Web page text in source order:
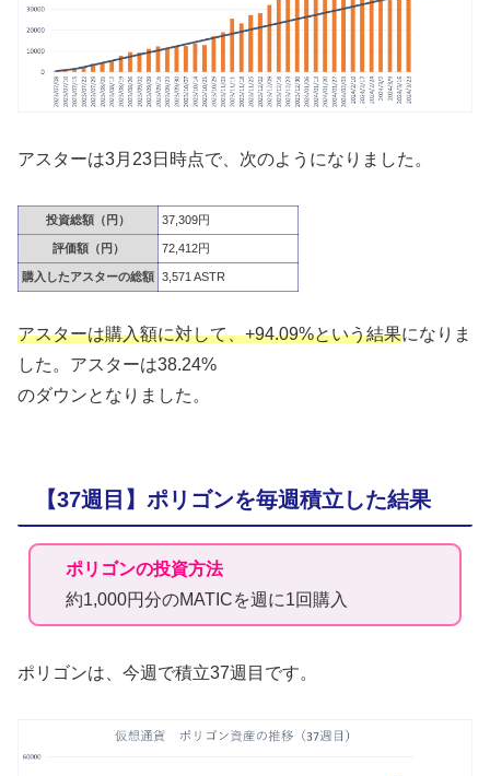
アスターは3月23日時点で、次のようになりました。
投資総額（円） 37,309円
評価額（円） 72,412円
購入したアスターの総額 3,571 ASTR
アスターは購入額に対して、+94.09%という結果になりま
した。アスターは38.24%
のダウンとなりました。
【37週目】ポリゴンを毎週積立した結果
ポリゴンの投資方法
約1,000円分のMATICを週に1回購入
ポリゴンは、今週で積立37週目です。